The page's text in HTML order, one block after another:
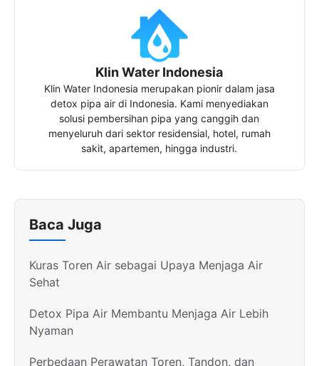
Klin Water Indonesia
Klin Water Indonesia merupakan pionir dalam jasa
detox pipa air di Indonesia. Kami menyediakan
solusi pembersihan pipa yang canggih dan
menyeluruh dari sektor residensial, hotel, rumah
sakit, apartemen, hingga industri.
Baca Juga
Kuras Toren Air sebagai Upaya Menjaga Air
Sehat
Detox Pipa Air Membantu Menjaga Air Lebih
Nyaman
Perbedaan Perawatan Toren, Tandon, dan